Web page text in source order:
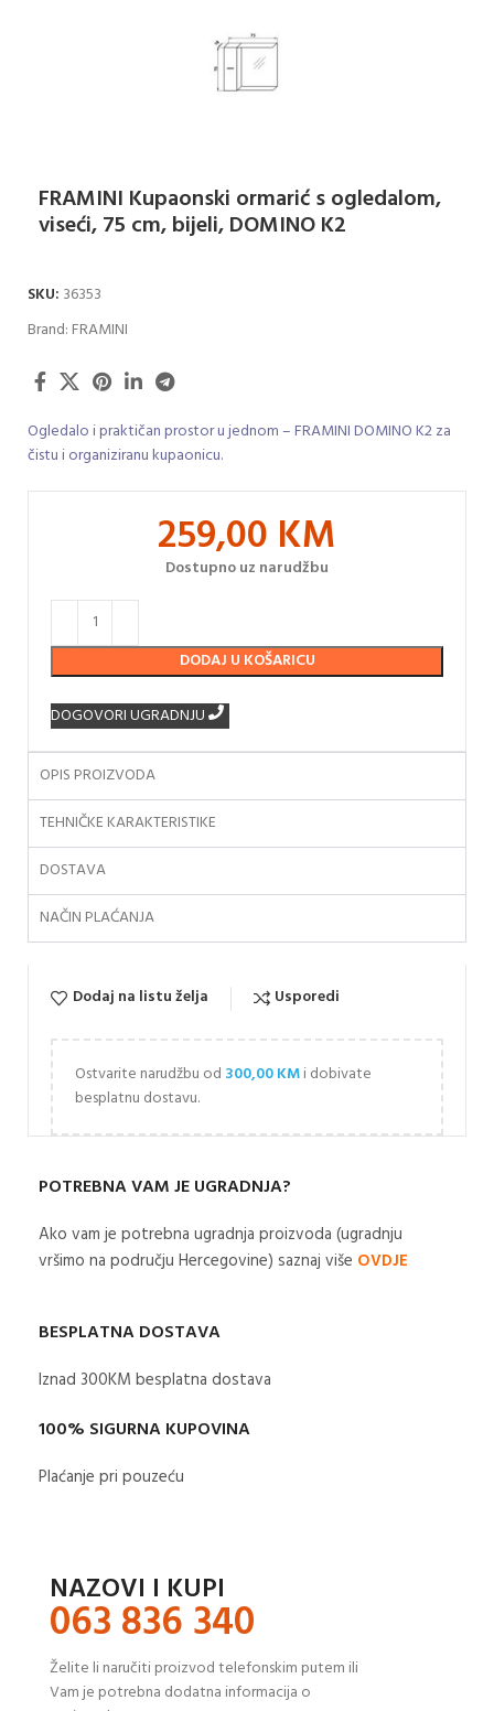
FRAMINI Kupaonski ormarić s ogledalom,
viseći, 75 cm, bijeli, DOMINO K2
SKU: 36353
Brand: FRAMINI
Ogledalo i praktičan prostor u jednom – FRAMINI DOMINO K2 za
čistu i organiziranu kupaonicu.
259,00 KM
Dostupno uz narudžbu
DODAJ U KOŠARICU
DOGOVORI UGRADNJU
OPIS PROIZVODA
TEHNIČKE KARAKTERISTIKE
DOSTAVA
NAČIN PLAĆANJA
Dodaj na listu želja Usporedi
Ostvarite narudžbu od 300,00KMi dobivate
besplatnu dostavu.
POTREBNA VAM JE UGRADNJA?
Ako vam je potrebna ugradnja proizvoda (ugradnju
vršimo na području Hercegovine) saznaj više OVDJE
BESPLATNA DOSTAVA
Iznad 300KM besplatna dostava​
100% SIGURNA KUPOVINA
Plaćanje pri pouzeću
NAZOVI I KUPI
063 836 340
Želite li naručiti proizvod telefonskim putem ili
Vam je potrebna dodatna informacija o